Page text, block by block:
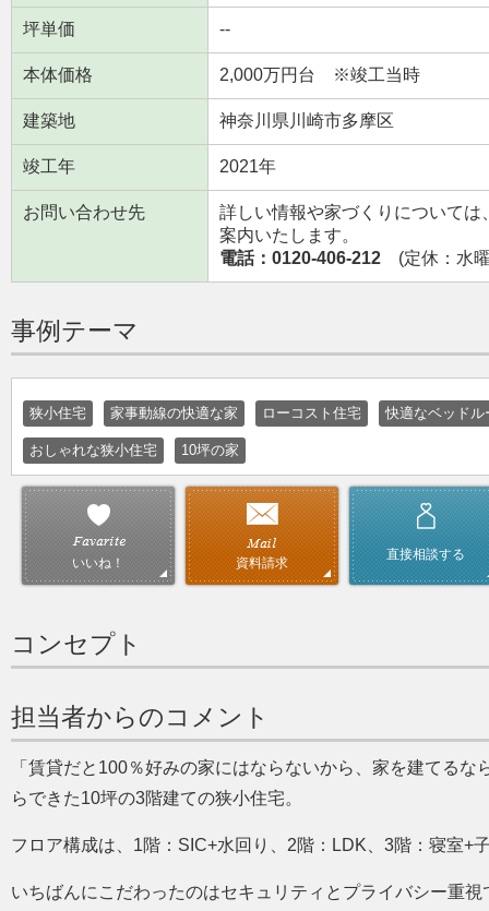
坪単価 --
本体価格 2,000万円台 ※竣工当時
建築地 神奈川県川崎市多摩区
竣工年 2021年
お問い合わせ先
詳しい情報や家づくりについて
案内いたします。
電話：0120-406-212 (定休：水
事例テーマ
狭小住宅 家事動線の快適な家 ローコスト住宅 快適なベッドル
おしゃれな狭小住宅 10坪の家
いいね！ 資料請求
直接相談する
コンセプト
担当者からのコメント
賃貸だと100％好みの家にはならないから、家を建てるな
らできた10坪の3階建ての狭小住宅。
フロア構成は、1階：SIC+水回り、2階：LDK、3階：寝室+
いちばんにこだわったのはセキュリティとプライバシー重視